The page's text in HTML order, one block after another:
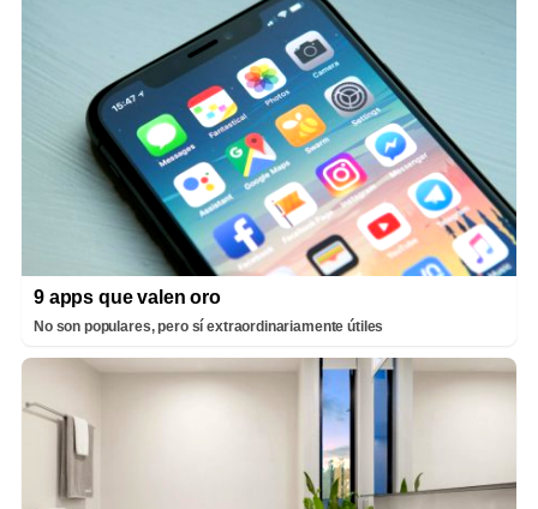
9 apps que valen oro
No son populares, pero sí extraordinariamente útiles